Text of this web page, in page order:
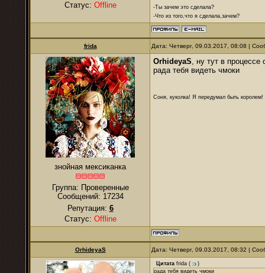
Статус: Offline
-Ты зачем это сделала?
-Что из того,что я сделала,зачем?
frida Дата: Четверг, 09.03.2017, 08:08 |
знойная мексиканка
Группа: Проверенные
Сообщений: 17234
Репутация: 6
Статус: Offline
OrhideyaS, ну тут в процессе
рада тебя видеть чмоки
Соня, куколка! Я передумал быть
OrhideyaS Дата: Четверг, 09.03.2017, 08:32 |
Цитата frida (
)
рада тебя видеть чмоки